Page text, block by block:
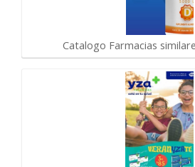
Catalogo Farmacias